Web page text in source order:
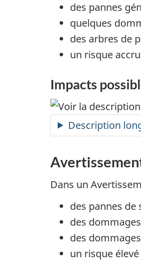
des pannes
quelques
des arbres de
un risque
Impacts
Description
Dans un
des pannes de
des
des
un risque